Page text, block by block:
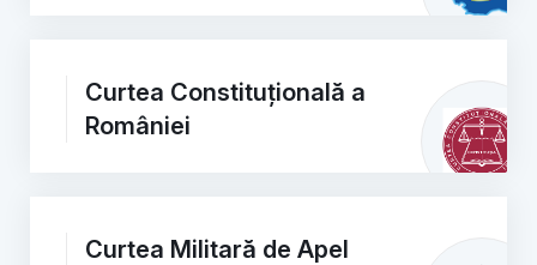
Curtea Constituțională a
României
Curtea Militară de Apel